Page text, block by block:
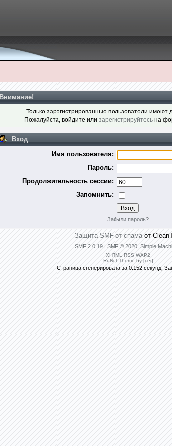
Внимание!
Только зарегистрированные пользователи имеют
Пожалуйста, войдите или зарегистрируйтесьна
Вход
Имя пользователя:
Пароль:
Продолжительность сессии:
Запомнить:
Забыли пароль?
Защита SMF от спама от
SMF 2.0.19 | SMF © 2020 Simple
XHTML RSS WAP2
RuNet Theme by [cer]
Страница сгенерирована за 0.152 секунд.